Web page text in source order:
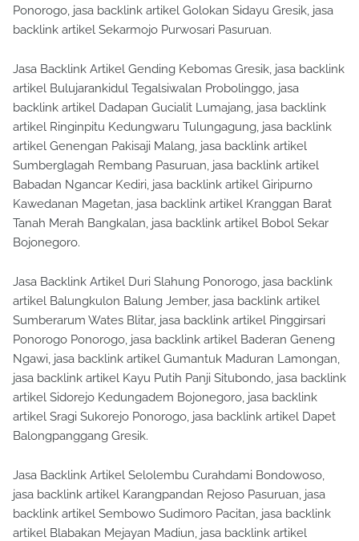
Ponorogo, jasa backlink artikel Golokan Sidayu Gresik, jasa
backlink artikel Sekarmojo Purwosari Pasuruan.
Jasa Backlink Artikel Gending Kebomas Gresik, jasa backlink
artikel Bulujarankidul Tegalsiwalan Probolinggo, jasa
backlink artikel Dadapan Gucialit Lumajang, jasa backlink
artikel Ringinpitu Kedungwaru Tulungagung, jasa backlink
artikel Genengan Pakisaji Malang, jasa backlink artikel
Sumberglagah Rembang Pasuruan, jasa backlink artikel
Babadan Ngancar Kediri, jasa backlink artikel Giripurno
Kawedanan Magetan, jasa backlink artikel Kranggan Barat
Tanah Merah Bangkalan, jasa backlink artikel Bobol Sekar
Bojonegoro.
Jasa Backlink Artikel Duri Slahung Ponorogo, jasa backlink
artikel Balungkulon Balung Jember, jasa backlink artikel
Sumberarum Wates Blitar, jasa backlink artikel Pinggirsari
Ponorogo Ponorogo, jasa backlink artikel Baderan Geneng
Ngawi, jasa backlink artikel Gumantuk Maduran Lamongan,
jasa backlink artikel Kayu Putih Panji Situbondo, jasa backlink
artikel Sidorejo Kedungadem Bojonegoro, jasa backlink
artikel Sragi Sukorejo Ponorogo, jasa backlink artikel Dapet
Balongpanggang Gresik.
Jasa Backlink Artikel Selolembu Curahdami Bondowoso,
jasa backlink artikel Karangpandan Rejoso Pasuruan, jasa
backlink artikel Sembowo Sudimoro Pacitan, jasa backlink
artikel Blabakan Mejayan Madiun, jasa backlink artikel